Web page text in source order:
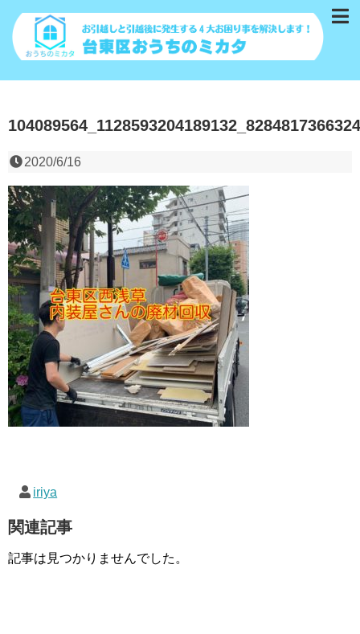
2020/6/16
iriya
関連記事
記事は見つかりませんでした。